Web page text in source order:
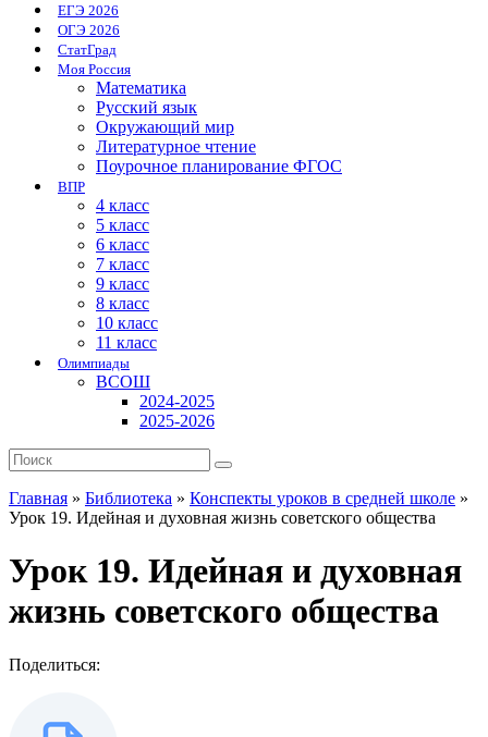
ЕГЭ 2026
ОГЭ 2026
СтатГрад
Моя Россия
Математика
Русский язык
Окружающий мир
Литературное чтение
Поурочное планирование ФГОС
ВПР
4 класс
5 класс
6 класс
7 класс
9 класс
8 класс
10 класс
11 класс
Олимпиады
ВСОШ
2024-2025
2025-2026
Главная » Библиотека » Конспекты уроков в средней школе »
Урок 19. Идейная и духовная жизнь советского общества
Урок 19. Идейная и духовная
жизнь советского общества
Поделиться: